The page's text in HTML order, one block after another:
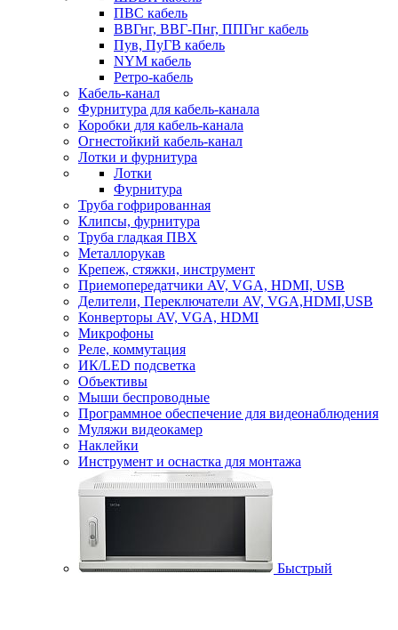
ПВС кабель
ВВГнг, ВВГ-Пнг, ППГнг кабель
Пув, ПуГВ кабель
NYM кабель
Ретро-кабель
Кабель-канал
Фурнитура для кабель-канала
Коробки для кабель-канала
Огнестойкий кабель-канал
Лотки и фурнитура
Лотки
Фурнитура
Труба гофрированная
Клипсы, фурнитура
Труба гладкая ПВХ
Металлорукав
Крепеж, стяжки, инструмент
Приемопередатчики AV, VGA, HDMI, USB
Делители, Переключатели AV, VGA,HDMI,USB
Конверторы AV, VGA, HDMI
Микрофоны
Реле, коммутация
ИК/LED подсветка
Объективы
Мыши беспроводные
Программное обеспечение для видеонаблюдения
Муляжи видеокамер
Наклейки
Инструмент и оснастка для монтажа
Быстрый